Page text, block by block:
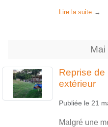
Lire la suite
Mai
Reprise de
extérieur
Publiée le 21
Malgré une